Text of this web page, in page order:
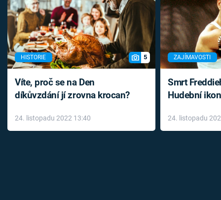
HISTORIE 5
Víte, proč se na Den
díkůvzdání jí zrovna krocan?
24. listopadu 2022 13:40
ZAJÍMAVOSTI
Smrt
Hudební
léky
24. listopadu